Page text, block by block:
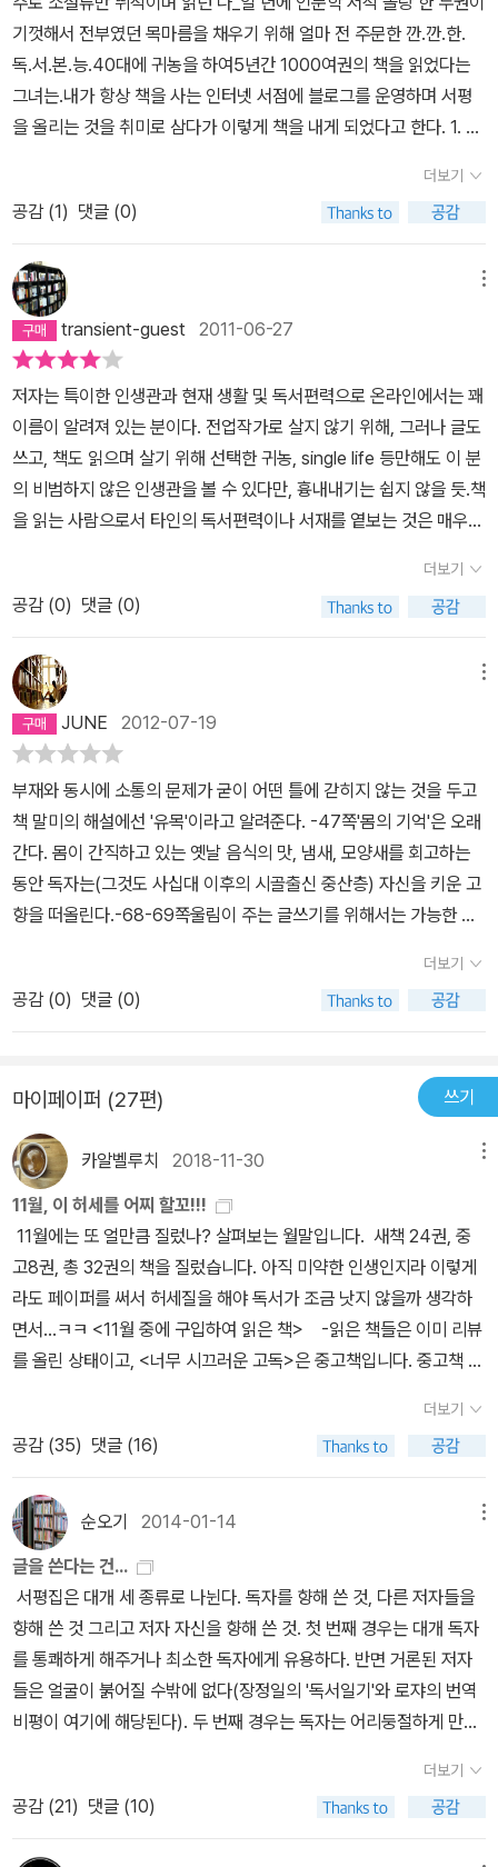
득했는가(5년간 천권이다. 일년에 이백권의 책을 읽어내면서 책에서
얻은 지식과 그녀 사유의 짝짓기란!)),를 맛 볼수 없다는 것이 오랜 독
자의 아쉬움이긴 하지만. 리뷰 한편마다 그녀가 보여준 냉철하고 힘
있는 책 읽기와상호연관된 텍스트에 대한 그녀의 사유는부족함이 없
블러거들 자신의블로그글 모음인책제작을 못마땅해 하지만 파워블러
거들이 많을 수록 한 곳에 집중된 기득권 세력(특히나 문단세력)이 약
화될 수 있기 때문이다. 장정일작가를 예를 들어볼까. 그는 짧은 가방
끈때문에 문단에서 철저히 외면 받는 작가중 한명이다. 비평가들은
그의 시나 소설에서 보여주는 피폐한 삶의진정성은 보지 못한 채에로
시나 에로소설의 키취작가로 무시하곤 했다. 그리고 그 설움은 계속
되고 있지만, 그의 문학을 알아보는 블러거들이 그의 문학 이야기를
하면서 그의 위상은 높아졌다. 특히나 파란여우님의 장정일 작가에
대한 분석은 그를 처음 접하는 사람들에게 공감대를 형성할 수 있도
록 하였다.파란 여우님의 장정일 작가의 애정넘치는 글이 뜨면서 장
정일 작가의 위상은 한층 더 높아졌으리라. 그리고 높아졌다.그녀의
글이 얼마나 파급효과가 컸는지실감할 것이다.절대로 파워 블러거가
력분산을 도모한다. 아, 얼마나 바람직한 일인지.만약 요 몇년 동안의
게 인기를 얻는 글이 어떤 형식으로 쓰여졌는지 알고 싶다면, 그리고
읽을 거리도 많고 볼 것도 많은 글 중에서빈틈 없는 지식으로 채여진
글을 발견하고 싶다면, 그리고 여러 분야의경계를 뛰어 넘으며 사회
전반의 통찰력을 보여주는 그런 글을 읽기를 원한다면, 파란 여우님
의 이 책을을 읽어보시라. 분명 당신도 여우에게 홀리고 말리라.
인, 예술가들이 아무리 피나는 노력을 해도 한 나라의 문화 수준이란
결국 그것의 터전을 낳고 함께 즐기는 전체 국민의 눈높이만큼만 올
라설 수 있습니다.'(416쪽) 21세기 문화강국을 추구하는 우리나라가
꼭 염두해 두어야 할 말이다.그리고 내가 읽은 책(1판 1쇄)에 432쪽
용히 응원한다. 그 응원의 한 갈래로 당장 책을 샀고, 조금씩 읽기 시
작했다. 느려터진 내 읽기 속도로 며칠 더 걸릴 것이다. 반 이상은 읽
었으니 설사 더 늦어질지라도 조급해할 필요는 없으리라. 읽은 이는
알겠지만 이 책은 단숨에 읽어 내릴 책이 아니다. 자신의 책 무더기 주
변, 잘 보이는 곳에 두고, 읽는 자의 길잡이 노릇을 하게 해도 썩 괜찮
다.솔직하자면 내 빈약한 독서 이력에는 걸맞지 않는 책이다. 하지만
그건 내 지성의 ‘빈약함’ 때문이지 내 독서취향과는 별개의 문제다. 어
과 수전 손택 이야기엔 흥분한다. 장정일의 형형하고도 순정한 눈빛
과 작가정신을 미더워하고, 우수수 잎 떨어진 겨울나무 같은 김훈의
스트레이트 미문을 죽도록 흠모하며, 수전 손택의 개별자의 고통과
아픔을 살피는 그 눅눅한 통찰과 인심을 존경한다. 그러니 앞서가고
달려가는 그미의 독서법이 다소 벅찬 독자라도 충분히 그녀식 읽기의
친구가 될 자격이 있다.궁금한 자, 호기심 어린 자, 다 ‘깐깐한 독서본
능’에 모여라. 나 잡아봐라, 폭설 맞은 꼬리를 털어내며 저만치 내달리
는 파란여우 잡으로 가자. 불만이 없다면 주례사 비평으로 몰릴까 두
려우니 억지로라도 찾아보자. 저자, 출판사 이름 정도는 책 사진 밑이
까? 편집자의 눈썰미가 아쉽다. 책 안내자 역할을 하는 리뷰성 글인
데, 불편한 편집 때문에 독자의 읽는 수고를 더욱 짐지게 할 필요가 있
었을까? 읽으면서 저자와 출판사를 확인하느라 저 앞면의 ‘소개되는
책’으로 끊임없이 되돌이표를 해야만 했다. 작가 이름이 내용에 언급
되나 싶으면, 출판사 이름이 빠져 있으니 덜 꿰맨 이름표를 달고 책상
앞에 앉은 꼴이다. 예를 들면 ‘아버지의 편지’ 같은 경우 끝까지 읽어
도 그 책의 겉표지 정보를 꿰차지 않은 상태에서는 책의 정체성에 혼
란이 올 수밖에 없다. 결국, ‘정민, 박동욱 엮음’, ‘김영사’라는 정보를
얻기 위해 앞 부분 ‘소개되는 책’란으로 되돌아가야 한다. 책 읽기 고
수들에게는 그런 수고가 별 것 아니겠지만, 일반 독자들에겐 짜증을
불러낼만한 편집이다. 저자가 언급하는 도서목록을 한쪽에 몰아두는
(감춰두는) 것이, 이번 목록에 끼지 못한 다른 책에 대한 배려라고 생
자꾸만 엎어진다. 거기다 양 손으로 지탱해가며 확인 차 앞뒤로 왔다
갔다 하려니 여간 성가신 게 아니다. 이래저래 재바르지 못한 사람, 인
내심 테스트 하는 것 같아 살짝 서운하다.만연체를 구사하다 보니 더
살펴 다시 흔적 남길 수 있어야 할텐데...) 김훈의 문체를 이해하는 작
가의 세심한 눈길이 털털한 문체 - 제목에서 ‘깐깐한’이라는 관형사를
사용했는데, 이건 내용상 그렇다는 뜻일 것이다. 저자의 문체는 확실
히 털털한 편이다. - 와 조화를 이룬다면 더할 나위 없는 글쓰기가 될
것이다. <6년 전, 황야에서 술 마시고 노래하고 춤추며 놀던 무식한
나에게 책은 어느 날 갑자기 찾아왔다. 그것은 운명이었다. 책의 문을
열면서 나는 내 황폐한 영혼의 ‘빵꾸’를 수리하고 시력을 교체했다>
(59쪽) 같은 표현이야말로 작가의 털털함을 증명하고도 남는다. 앞
으로 책 안내자의 역할을 넘는 글쓰기가 작가에게 요청될 것 같다. 충
이제 작가는 글 써서 염소 먹이 파는 밥벌이의 비루함(위대함!) 대열
에 자신의 이름을 올렸다. 부디 다음 책도 건재하기를!
기껏해서 전부였던 목마름을 채우기 위해 얼마 전 주문한 깐.깐.한.
독.서.본.능.40대에 귀농을 하여5년간 1000여권의 책을 읽었다는
그녀는.내가 항상 책을 사는 인터넷 서점에 블로그를 운영하며 서평
을 올리는 것을 취미로 삼다가 이렇게 책을 내게 되었다고 한다. 1. 한
6. 환경, 생태편7. 문화, 예술편8. 역사, 기행편9. 만화, 아동편총 9개
의 챕터로 나누어 각 챕터별로 십 여권의 책을 이야기해준 이 책은 약
500여 페이지로 되어 있어, 한 번에 다 읽지는 못하고 하루에 한 챕
터씩 나누어 읽고 있는데... 지금 꼴랑 세 챕터 정도 밖에 못 읽어놓고
이 책에서 소개된 책은 벌써 20권쯤 사버린 나 ;;;;한 줄로 소개한 것
처럼 2010년_ 이 책과 함께 난 독서 편식을 하게 되지 않을 거 같아
서무엇보다 행복하다_ 그리고, 책을 많이 읽고, 제대로 읽고 싶었는
데, 워낙 끈이 짧다 보니 읽고 나서도 소화를 제대로 못 시켰는데, 이
책이 많은 참고가 될 거 같다. 물론 이 책을 그대로 받아드리면 안되겠
지만^^그런데, 지금까지 주저리 주저리 내 맘대로 책 읽고 한 줄이든,
부사남발해서든 평을 썼던 내 이 [감명깊게 읽은책]이 존폐위기에 처
했다. 이 작가의 서평의 질과 내 허섭쓰레기가 비교당하게 될 까봐;;
더보기
공감 (1) 댓글 (0)
transient-guest 2011-06-27
저자는 특이한 인생관과 현재 생활 및 독서편력으로 온라인에서는 꽤
이름이 알려져 있는 분이다. 전업작가로 살지 않기 위해, 그러나 글도
쓰고, 책도 읽으며 살기 위해 선택한 귀농, single life 등만해도 이 분
의 비범하지 않은 인생관을 볼 수 있다만, 흉내내기는 쉽지 않을 듯.책
을 읽는 사람으로서 타인의 독서편력이나 서재를 옅보는 것은 매우
흥미를 유발하는 것 같다. 나도 언젠가는 글쓰기를 충분히 연습하여
이런 흔적을 남기고 남들과 나누어보고 싶다. 다음은 이 책에서 옮긴
글: 2010년 8월 29일 낮 2시 55분에 “깐깐한 독서본능”에서 옮기
다.맑은 날 밤에 고요히 앉아 등불을 밝히고 차를 달이면
은 듯 고요하고 이따금 멀리서 종소리 들려온다.
정경 속에서 책을 펴 들고 피로를 잊는다.
닫고 방을 깨끗이 청소한다.
득히 쌓여있다. 아무 책이나 내키는 대로 뽑아 든다.시냇물 소리 졸졸
들려오고 처마 밑 고드름에 벼루를 씻는다.이처럼 고요가 둘째 즐거
움이다.낙엽이 진 숲에 한 해는 저물고 싸락눈이 내리거나 눈이 깊이
쌓였다.마른 나뭇가지를 찾아 바람이 흔들며 지나가면 겨울새는들녘
에서 우짖는다. 방안에 난로를 끼고 앉아있으면 차 향기 또한 그윽하
이런 정경
이 셋째 즐거움이다.
더보기
공감 (0) 댓글 (0)
JUNE 2012-07-19
부재와 동시에 소통의 문제가 굳이 어떤 틀에 갇히지 않는 것을 두고
책 말미의 해설에선 '유목'이라고 알려준다. -47쪽'몸의 기억'은 오래
간다. 몸이 간직하고 있는 옛날 음식의 맛, 냄새, 모양새를 회고하는
동안 독자는(그것도 사십대 이후의 시골출신 중산층) 자신을 키운 고
향을 떠올린다.-68-69쪽울림이 주는 글쓰기를 위해서는 가능한 한
-99쪽인간은 누구나 좀더 편리하게 살고 싶은 욕망을 포기하지 못한
다. -132쪽기독교의 배타성과 적극적인 복음정신이 미국 보수우익을
형성한다. 폐쇄성과 공격성을 다 갖췄다. 그러나 미국을 지탱하는 또
쪽가난한 사람들에 대한 '시야의 결손'은 부도덕이라고 말한다.-261
쪽환경문제는 늘 정책의 만만한 바지사장으로 전면에 배치된다. 한여
름에 내리는 소낙비도 지구온난화 때문이고 지구온난화 때문에 에어
컨을 사용하라고 권하는 기업과 친환경마크를 달고 출시되는 하이엔
드 같은 상품들은 지구온난화 커넥션의 생산물이다. 친환경제품을 사
용하는 소비자는 석유를 태워 만든 상품포장과 유통과 석유 연소 가
스가 지구를 융단처럼 덮은 광경까진 연상하지 않는 것이다. -340쪽
불편감을 감수할 자신은 없으면서 대기오염을 걱정한다.-344쪽오래
된 숲의 거대한 나무들이 자라는 숲에선 1헥타르에 수백억 톤의 탄소
다. -348쪽우림 1헥타르 안에서 매년 약 15만 개의 싹이 나오지만
그중 1퍼센트도 안 되는 숫자만이 키 큰 나무로 성장한다고 한다. 이
거야말로 나무의 로또 당첨으로 불러야 한다. -352쪽한강은 '보기만
좋은' 강으로 만들어져 한강 고유의 동식물이 사라졌다. 청계천은 도
시 저소득층인 영세 상인의 추방과 함께 도심으로 이어지는 계층별
'소통의 길'이 차단되었다. -368쪽'그리운 것들'은 지나간 것들이다.
테크놀로지 이전의 아날로그적 여유와 온화한 감성은 '사람'을 중시했
다. 사람을 중심으로 사람이 문화를 주도하고 생산했다. -430쪽'많이
가질수록 고통은 커지게 마련! 적게 가지는 행복을 니가 알어?!'(습지
생태보고서 188쪽)-480쪽
더보기
공감 (0) 댓글 (0)
마이페이퍼 (27편) 쓰기
카알벨루치 2018-11-30
11월, 이 허세를 어찌 할꼬!!!
11월에는 또 얼만큼 질렀나? 살펴보는 월말입니다. 새책 24권, 중
고8권, 총 32권의 책을 질렀습니다. 아직 미약한 인생인지라 이렇게
라도 페이퍼를 써서 허세질을 해야 독서가 조금 낫지 않을까 생각하
면서...ㅋㅋ <11월 중에 구입하여 읽은 책> -읽은 책들은 이미 리뷰
를 올린 상태이고, <너무 시끄러운 고독>은 중고책입니다. 중고책 너
요>와 <외투>는 중고책입니다. 레이몬드 카버, 그리고 고골의 책이
군요! <외투>는 전에 읽었던 <필경사 바틀비>스타일로 일러스트레
이션이 들어가 있는 책입니다.헤르만 헷세는 제 20대초의 빼놓을 수
없는 작가인데, <지와 사랑>, <데미안>,<수레바퀴 아래서>를 보면
서 얼마나 가슴이 떨렸는지...나르치스와 골드문트, 이름만 들어도 설
렜던, '새는 알을 깨고 나온다. 알은 또 하나의 세계다. 태어나고자 하
는 자는 하나의 세계를 파괴하지 않으면 안된다'는 명문장을 낳았던
헷세의 작품...그 명문장을 제가 대학때 대자보, 포스터를 썼는데, 그
때 인용하기도 했던 문장이 아니겠습니까! ㅎㅎ근데...당시 라디오방
송에서 방황하는 젊은이들을 계도하는 스토리의 광고가 나왔는데, 그
때 팬플루트가 배경으로 나오면서 <크눌프>이야기가 나옵니다. '크
눌프'란 단어만 들어도 막 설랬던 저였는데, 지금 돌아보니 <크눌프>
를 안 읽었더라구요. 헐! 그래서 이참에 <크눌프>만 있는 책으로 구
기가 더 있는 것으로 압니다. <11월에 구입한 새책들-요즘 사랑하
더보기
공감 (35) 댓글 (16)
순오기 2014-01-14
글을 쓴다는 건...
서평집은 대개 세 종류로 나뉜다. 독자를 향해 쓴 것, 다른 저자들을
향해 쓴 것 그리고 저자 자신을 향해 쓴 것. 첫 번째 경우는 대개 독자
를 통쾌하게 해주거나 최소한 독자에게 유용하다. 반면 거론된 저자
들은 얼굴이 붉어질 수밖에 없다(장정일의 '독서일기'와 로쟈의 번역
비평이 여기에 해당된다). 두 번째 경우는 독자는 어리둥절하게 만들
로 채워진 비평집들이 이 경우다). 세 번째 경우는 저자의 만족으로
그친다(서평 형식으로 쓰인 에세이집들이 대개 그렇다). 책은 소통의
장이라는 말이 무색할 정도로 저자와 독자와 평자가 서로 다른 길을
더보기
공감 (21) 댓글 (10)